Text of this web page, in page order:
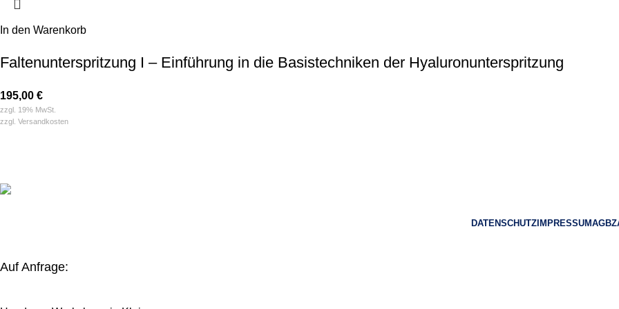
In den Warenkorb
Falten­unterspritzung I – Einführung in die Basis­techniken der Hyaluron­unterspritzung
195,00 €
zzgl. 19% MwSt.
zzgl. Versandkosten
DATENSCHUTZIMPRESSUMAGB
Auf Anfrage: